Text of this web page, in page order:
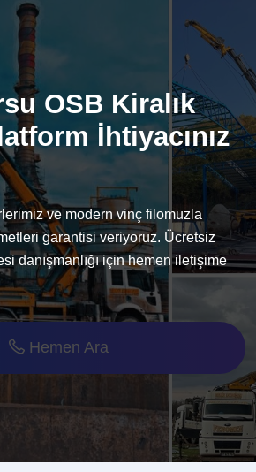
OSB Kiralık
İhtiyacınız
ve modern vinç filomuzla
garantisi veriyoruz. Ücretsiz
danışmanlığı için hemen iletişime
Hemen Ara